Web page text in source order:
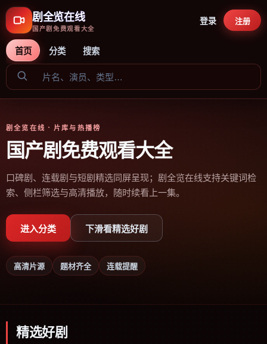
剧全览在线
国产剧免费观看大全
首页 分类 搜索
登录 注册
剧全览在线 · 片库与热播榜
国产剧免费观看大全
口碑剧、连载剧与短剧精选同屏呈现；剧全览在线支持关键词检
索、侧栏筛选与高清播放，随时续看上一集。
进入分类 下滑看精选好剧
高清片源 题材齐全 连载提醒
精选好剧